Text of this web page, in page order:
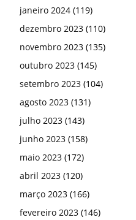
janeiro 2024 (119)
dezembro 2023 (110)
novembro 2023 (135)
outubro 2023 (145)
setembro 2023 (104)
agosto 2023 (131)
julho 2023 (143)
junho 2023 (158)
maio 2023 (172)
abril 2023 (120)
março 2023 (166)
fevereiro 2023 (146)